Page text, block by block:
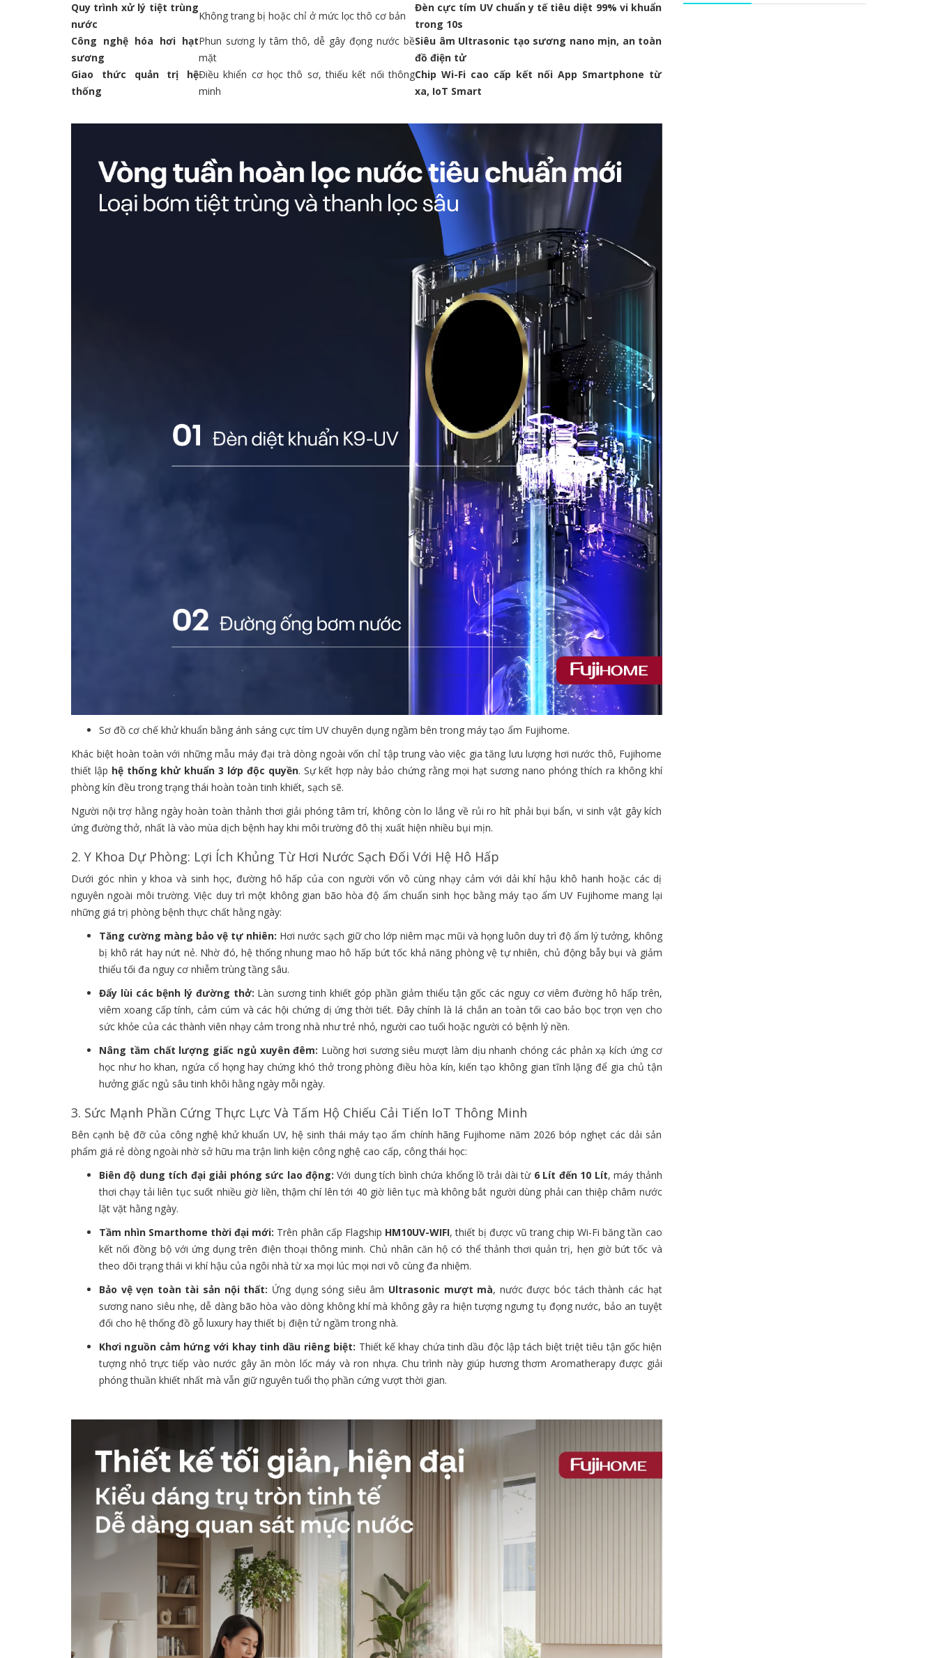
Quy trình xử lý tiệt trùng
nước
Không trang bị hoặc chỉ ở mức lọc thô cơ bản
Đèn cực tím UV chuẩn y tế tiêu diệt 99% vi khuẩn
trong 10s
Công nghệ hóa hơi hạt
sương
Phun sương ly tâm thô, dễ gây đọng nước bề
mặt
Siêu âm Ultrasonic tạo sương nano mịn, an toàn
đồ điện tử
Giao thức quản trị hệ
thống
Điều khiển cơ học thô sơ, thiếu kết nối thông
minh
Chip Wi-Fi cao cấp kết nối App Smartphone từ
xa, IoT Smart
Sơ đồ cơ chế khử khuẩn bằng ánh sáng cực tím UV chuyên dụng ngầm bên trong máy tạo ẩm Fujihome.
Khác biệt hoàn toàn với những mẫu máy đại trà dòng ngoài vốn chỉ tập trung vào việc gia tăng lưu lượng hơi nước thô, Fujihome
thiết lập hệ thống khử khuẩn 3 lớp độc quyền. Sự kết hợp này bảo chứng rằng mọi hạt sương nano phóng thích ra không khí
phòng kín đều trong trạng thái hoàn toàn tinh khiết, sạch sẽ.
Người nội trợ hằng ngày hoàn toàn thảnh thơi giải phóng tâm trí, không còn lo lắng về rủi ro hít phải bụi bẩn, vi sinh vật gây kích
ứng đường thở, nhất là vào mùa dịch bệnh hay khi môi trường đô thị xuất hiện nhiều bụi mịn.
2. Y Khoa Dự Phòng: Lợi Ích Khủng Từ Hơi Nước Sạch Đối Với Hệ Hô Hấp
Dưới góc nhìn y khoa và sinh học, đường hô hấp của con người vốn vô cùng nhạy cảm với dải khí hậu khô hanh hoặc các dị
nguyên ngoài môi trường. Việc duy trì một không gian bão hòa độ ẩm chuẩn sinh học bằng máy tạo ẩm UV Fujihome mang lại
những giá trị phòng bệnh thực chất hằng ngày:
Tăng cường màng bảo vệ tự nhiên: Hơi nước sạch giữ cho lớp niêm mạc mũi và họng luôn duy trì độ ẩm lý tưởng, không
bị khô rát hay nứt nẻ. Nhờ đó, hệ thống nhung mao hô hấp bứt tốc khả năng phòng vệ tự nhiên, chủ động bẫy bụi và giảm
thiểu tối đa nguy cơ nhiễm trùng tầng sâu.
Đẩy lùi các bệnh lý đường thở: Làn sương tinh khiết góp phần giảm thiểu tận gốc các nguy cơ viêm đường hô hấp trên,
viêm xoang cấp tính, cảm cúm và các hội chứng dị ứng thời tiết. Đây chính là lá chắn an toàn tối cao bảo bọc trọn vẹn cho
sức khỏe của các thành viên nhạy cảm trong nhà như trẻ nhỏ, người cao tuổi hoặc người có bệnh lý nền.
Nâng tầm chất lượng giấc ngủ xuyên đêm: Luồng hơi sương siêu mượt làm dịu nhanh chóng các phản xạ kích ứng cơ
học như ho khan, ngứa cổ họng hay chứng khó thở trong phòng điều hòa kín, kiến tạo không gian tĩnh lặng để gia chủ tận
hưởng giấc ngủ sâu tinh khôi hằng ngày mỗi ngày.
3. Sức Mạnh Phần Cứng Thực Lực Và Tấm Hộ Chiếu Cải Tiến IoT Thông Minh
Bên cạnh bệ đỡ của công nghệ khử khuẩn UV, hệ sinh thái máy tạo ẩm chính hãng Fujihome năm 2026 bóp nghẹt các dải sản
phẩm giá rẻ dòng ngoài nhờ sở hữu ma trận linh kiện công nghệ cao cấp, công thái học:
Biên độ dung tích đại giải phóng sức lao động: Với dung tích bình chứa khổng lồ trải dài từ 6 Lít đến 10 Lít, máy thảnh
thơi chạy tải liên tục suốt nhiều giờ liền, thậm chí lên tới 40 giờ liên tục mà không bắt người dùng phải can thiệp châm nước
lặt vặt hằng ngày.
Tầm nhìn Smarthome thời đại mới: Trên phân cấp Flagship HM10UV-WIFI, thiết bị được vũ trang chip Wi-Fi băng tần cao
kết nối đồng bộ với ứng dụng trên điện thoại thông minh. Chủ nhân căn hộ có thể thảnh thơi quản trị, hẹn giờ bứt tốc và
theo dõi trạng thái vi khí hậu của ngôi nhà từ xa mọi lúc mọi nơi vô cùng đa nhiệm.
Bảo vệ vẹn toàn tài sản nội thất: Ứng dụng sóng siêu âm Ultrasonic mượt mà, nước được bóc tách thành các hạt
sương nano siêu nhẹ, dễ dàng bão hòa vào dòng không khí mà không gây ra hiện tượng ngưng tụ đọng nước, bảo an tuyệt
đối cho hệ thống đồ gỗ luxury hay thiết bị điện tử ngầm trong nhà.
Khơi nguồn cảm hứng với khay tinh dầu riêng biệt: Thiết kế khay chứa tinh dầu độc lập tách biệt triệt tiêu tận gốc hiện
tượng nhỏ trực tiếp vào nước gây ăn mòn lốc máy và ron nhựa. Chu trình này giúp hương thơm Aromatherapy được giải
phóng thuần khiết nhất mà vẫn giữ nguyên tuổi thọ phần cứng vượt thời gian.